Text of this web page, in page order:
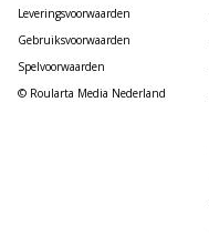
Leveringsvoorwaarden
Gebruiksvoorwaarden
Spelvoorwaarden
© Roularta Media Nederland